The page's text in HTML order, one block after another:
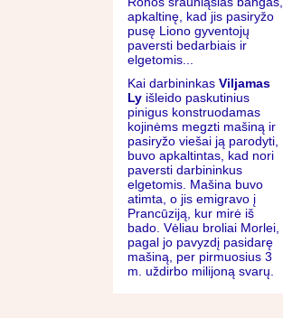
apkaltinę, kad jis pasiryžo
pusę Liono gyventojų
paversti bedarbiais ir
elgetomis...
Kai darbininkas Viljamas
Ly išleido paskutinius
pinigus konstruodamas
kojinėms megzti mašiną ir
pasiryžo viešai ją parodyti,
buvo apkaltintas, kad nori
paversti darbininkus
elgetomis. Mašina buvo
atimta, o jis emigravo į
Prancūziją, kur mirė iš
bado. Vėliau broliai Morlei,
pagal jo pavyzdį pasidarę
mašiną, per pirmuosius 3
m. uždirbo milijoną svarų.